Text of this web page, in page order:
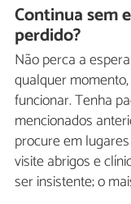
Continua sem
perdido?
Não perca a
qualquer
funcionar. Tenha
mencionados
procure em
visite abrigos e
ser insistente; o